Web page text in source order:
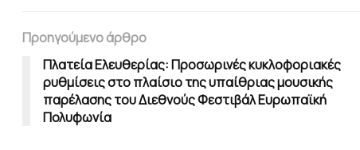
Προηγούμενο άρθρο
Πλατεία Ελευθερίας: Προσωρινές κυκλοφοριακές
ρυθμίσεις στο πλαίσιο της υπαίθριας μουσικής
παρέλασης του Διεθνούς Φεστιβάλ Ευρωπαϊκή
Πολυφωνία